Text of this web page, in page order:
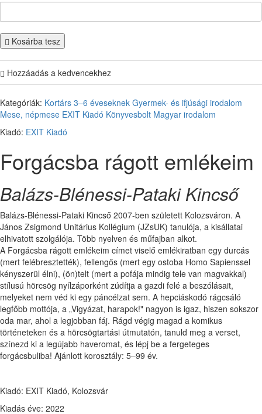
Kosárba tesz
Hozzáadás a kedvencekhez
Kategóriák: Kortárs 3–6 éveseknek Gyermek- és ifjúsági irodalom
Mese, népmese EXIT Kiadó Könyvesbolt Magyar irodalom
Kiadó: EXIT Kiadó
Forgácsba rágott emlékeim
Balázs-Blénessi-Pataki Kincső
Balázs-Blénessi-Pataki Kincső 2007-ben született Kolozsváron. A
János Zsig­mond Uni­tárius Kollégium (JZsUK) tanulója, a kisállatai
elhivatott szol­gálója. Több nyelven és műfajban alkot.
A Forgácsba rágott emlékeim címet viselő emlékiratban egy durcás
(mert felébresztették), fellengős (mert egy ostoba Homo Sapienssel
kényszerül élni), (ön)telt (mert a pofája mindig tele van magvakkal)
stílusú hörcsög nyíl­zá­por­ként zúdítja a gazdi felé a beszólásait,
melyeket nem véd ki egy páncélzat sem. A hep­ciáskodó rágcsá­ló
legfőbb mottója, a „Vigyázat, harapok!" nagyon is igaz, hiszen sokszor
oda mar, ahol a legjobban fáj. Rágd végig magad a komikus
történeteken és a hörcsögtartási út­mu­tatón, tanuld meg a verset,
színezd ki a legújabb haveromat, és lépj be a fer­geteges
forgácsbuliba! Ajánlott kor­osztály: 5–99 év.
Kiadó: EXIT Kiadó, Kolozsvár
Kiadás éve: 2022